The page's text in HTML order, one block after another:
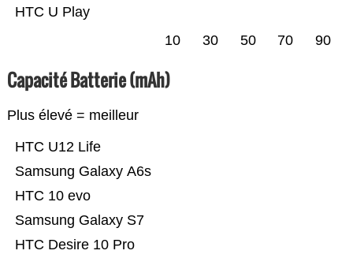
HTC U Play
10 30 50 70 90
Capacité Batterie (mAh)
Plus élevé = meilleur
HTC Desire 10 Pro
Samsung Galaxy S7
HTC 10 evo
Samsung Galaxy A6s
HTC U12 Life